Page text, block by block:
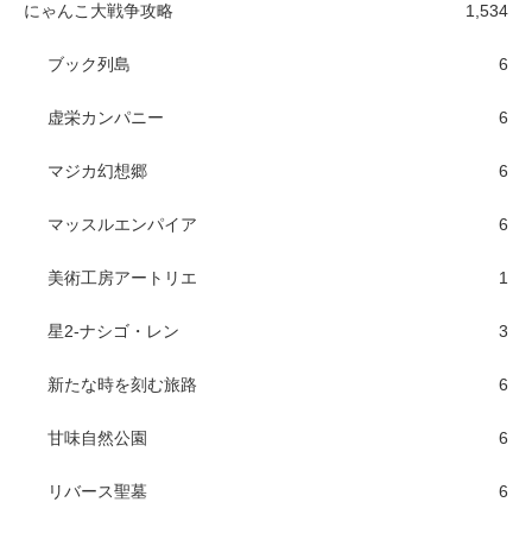
にゃんこ大戦争攻略 1,534
ブック列島 6
虚栄カンパニー 6
マジカ幻想郷 6
マッスルエンパイア 6
美術工房アートリエ 1
星2-ナシゴ・レン 3
新たな時を刻む旅路 6
甘味自然公園 6
リバース聖墓 6